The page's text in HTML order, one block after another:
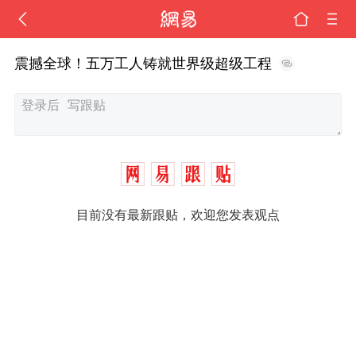
震撼全球！五万工人铸就世界级超级工程
目前没有最新跟贴，欢迎您发表观点